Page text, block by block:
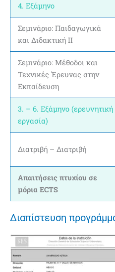
4. Εξάμηνο
Σεμινάριο: Παιδαγωγικά
και Διδακτική II
Σεμινάριο: Μέθοδοι και
Τεχνικές Έρευνας στην
Εκπαίδευση
3. – 6. Εξάμηνο (ερευνητική
εργασία)
Διατριβή – Διατριβή
Απαιτήσεις πτυχίου σε
μόρια ECTS
Διαπίστευση